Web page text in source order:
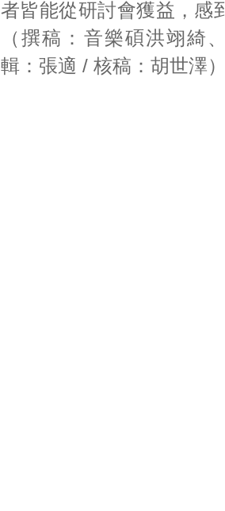
者皆能從研討會獲益，感
（撰稿：音樂碩洪翊綺
輯：張適 / 核稿：胡世澤